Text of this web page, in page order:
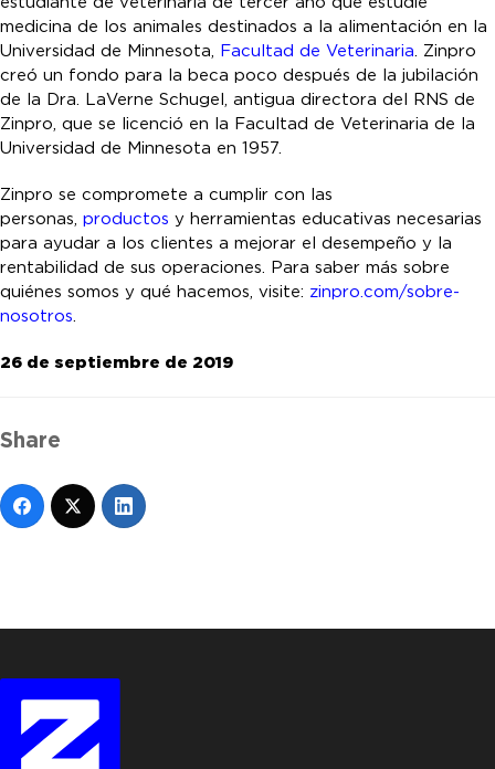
medicina de los animales destinados a la alimentación en la
Universidad de Minnesota, Facultad de Veterinaria. Zinpro
creó un fondo para la beca poco después de la jubilación
de la Dra. LaVerne Schugel, antigua directora del RNS de
Zinpro, que se licenció en la Facultad de Veterinaria de la
Universidad de Minnesota en 1957.
Zinpro se compromete a cumplir con las
personas, productos y herramientas educativas necesarias
para ayudar a los clientes a mejorar el desempeño y la
rentabilidad de sus operaciones. Para saber más sobre
quiénes somos y qué hacemos, visite: zinpro.com/sobre-
nosotros.
26 de septiembre de 2019
Share